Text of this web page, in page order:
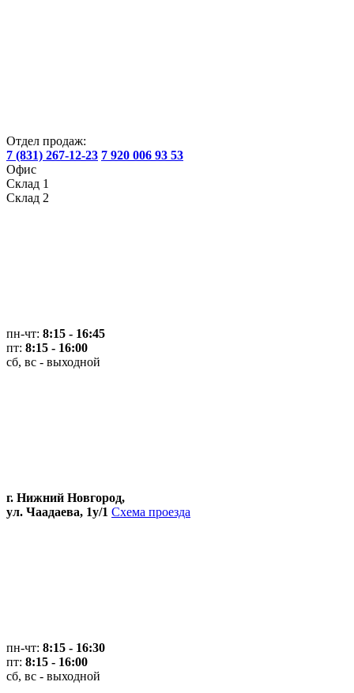
Отдел продаж:
7 (831) 267-12-23 7 920 006 93 53
Офис
Склад 1
Склад 2
пн-чт: 8:15 - 16:45
пт: 8:15 - 16:00
сб, вс - выходной
г. Нижний Новгород,
ул. Чаадаева, 1у/1 Схема проезда
пн-чт: 8:15 - 16:30
пт: 8:15 - 16:00
сб, вс - выходной